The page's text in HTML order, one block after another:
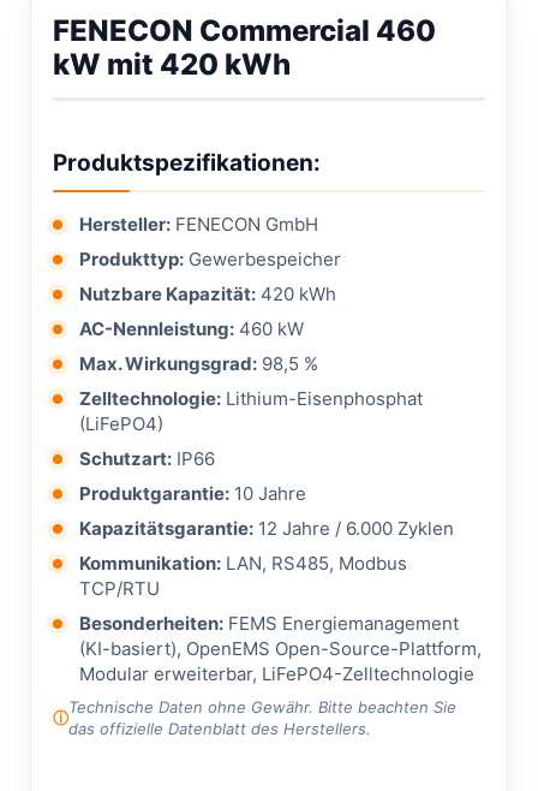
FENECON Commercial 460
kW mit 420 kWh
Produktspezifikationen:
Hersteller: FENECON GmbH
Produkttyp: Gewerbespeicher
Nutzbare Kapazität: 420 kWh
AC-Nennleistung: 460 kW
Max. Wirkungsgrad: 98,5 %
Zelltechnologie: Lithium-Eisenphosphat
(LiFePO4)
Schutzart: IP66
Produktgarantie: 10 Jahre
Kapazitätsgarantie: 12 Jahre / 6.000 Zyklen
Kommunikation: LAN, RS485, Modbus
TCP/RTU
Besonderheiten: FEMS Energiemanagement
(KI-basiert), OpenEMS Open-Source-Plattform,
Modular erweiterbar, LiFePO4-Zelltechnologie
Technische Daten ohne Gewähr. Bitte beachten Sie
das offizielle Datenblatt des Herstellers.